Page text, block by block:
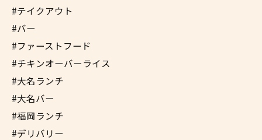
#テイクアウト
#バー
#ファーストフード
#チキンオーバーライス
#大名ランチ
#大名バー
#福岡ランチ
#デリバリー